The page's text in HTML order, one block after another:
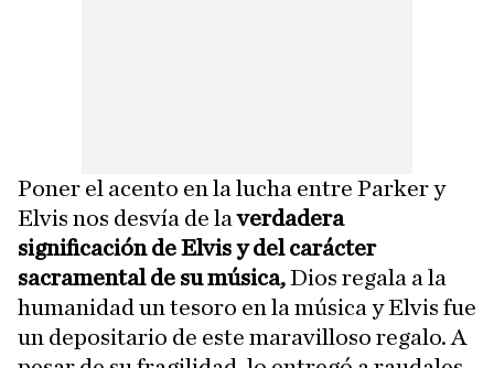
Poner el acento en la lucha entre Parker y
Elvis nos desvía de laverdadera
significación de Elvis y del carácter
sacramental de su música,Dios regala a la
humanidad un tesoro en la música y Elvis fue
un depositario de este maravilloso regalo. A